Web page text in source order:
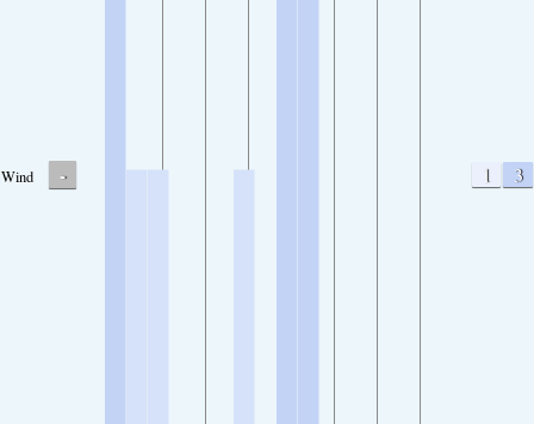
Wind - 1 3